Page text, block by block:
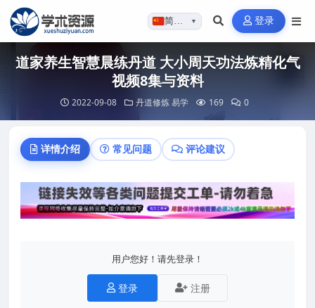
简体…▼ 登录
道家养生智慧晨练丹道 大小周天功法炼精化气
视频8集与资料
2022-09-08 丹道修炼易学 169 0
详情介绍 常见问题 评论建议
用户您好！请先登录！
登录 注册